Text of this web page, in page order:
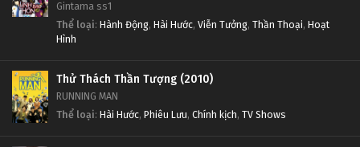
Gintama ss1
Thể loại: Hành Động, Hài Hước, Viễn Tưởng, Thần Thoại, Hoạt
Hình
Thử Thách Thần Tượng (2010)
RUNNING MAN
Thể loại: Hài Hước, Phiêu Lưu, Chính kịch, TV Shows